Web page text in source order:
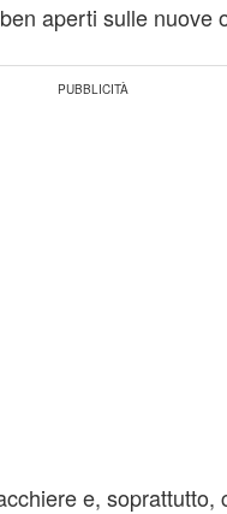
aperti sulle nuove
e, soprattutto,